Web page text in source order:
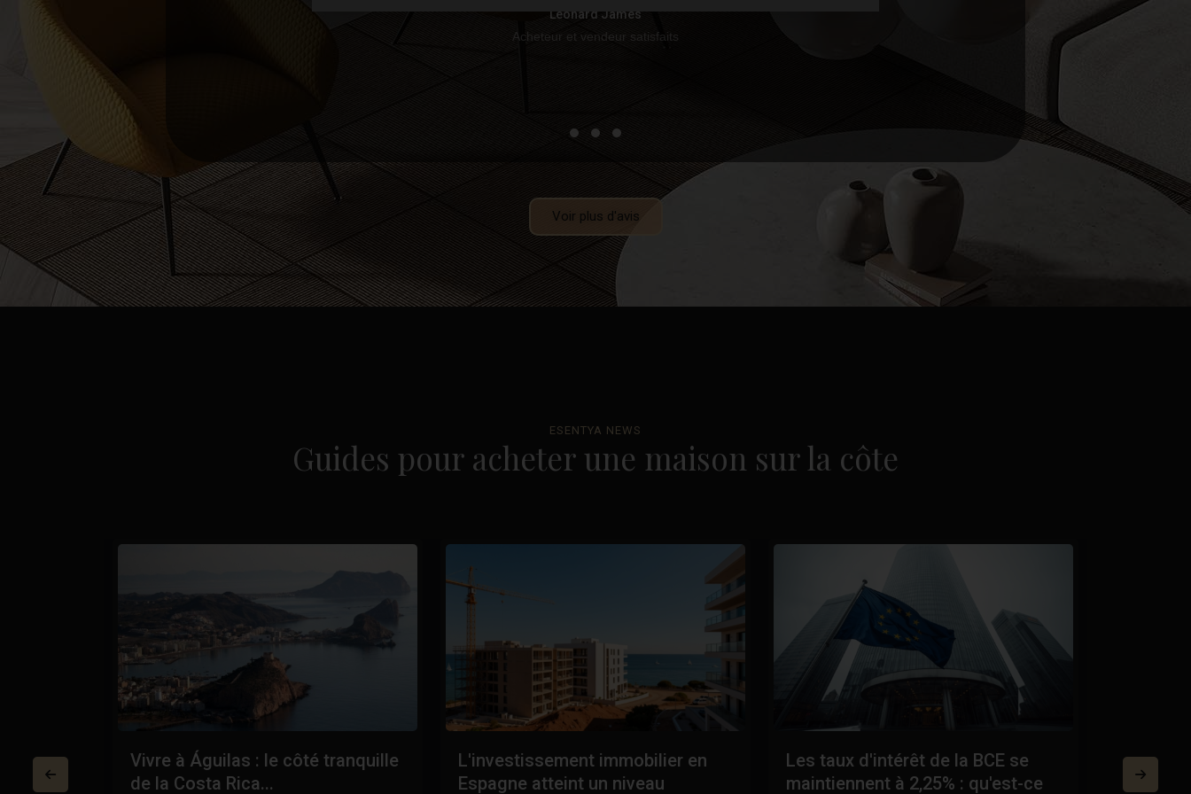
Leonard James
Acheteur et vendeur satisfaits
Voir plus d'avis
ESENTYA NEWS
Guides pour acheter une maison sur la côte
Vivre à Águilas : le côté tranquille
de la Costa Rica...
L'investissement immobilier en
Espagne atteint un niveau
Les taux d'intérêt de la BCE se
maintiennent à 2,25% : qu'est-ce
en